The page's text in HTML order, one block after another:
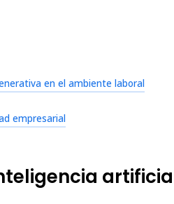
en el ambiente laboral
empresarial